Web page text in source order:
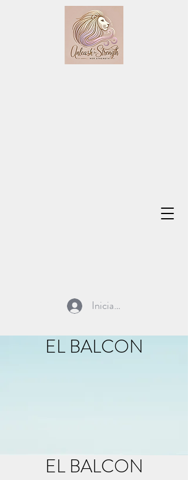
Iniciar sesión
EL BALCON
EL BALCON